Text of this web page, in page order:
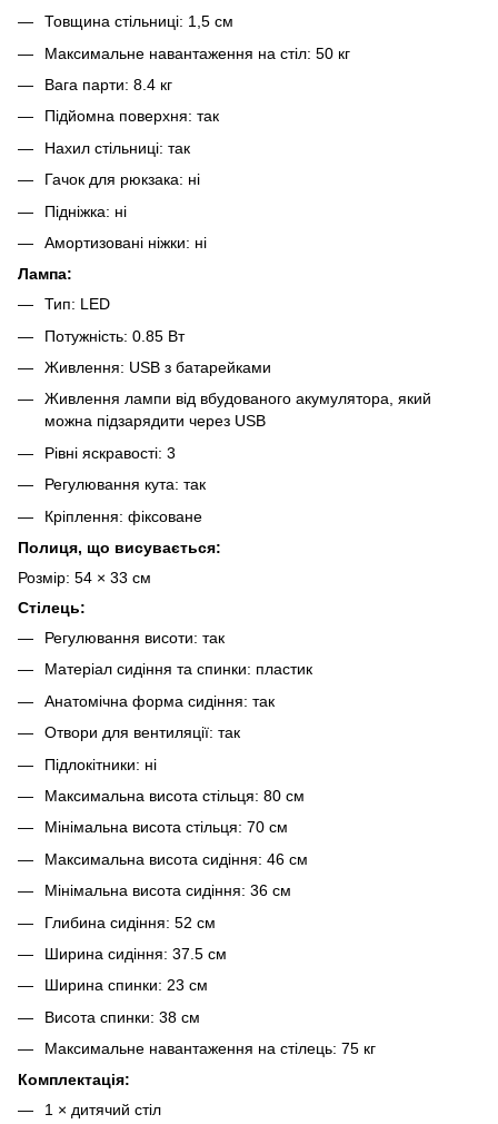
Товщина стільниці: 1,5 cм
Максимальне навантаження на стіл: 50 кг
Вага парти: 8.4 кг
Підйомна поверхня: так
Нахил стільниці: так
Гачок для рюкзака: ні
Підніжка: ні
Амортизовані ніжки: ні
Лампа:
Тип: LED
Потужність: 0.85 Вт
Живлення: USB з батарейками
Живлення лампи від вбудованого акумулятора, який
можна підзарядити через USB
Рівні яскравості: 3
Регулювання кута: так
Кріплення: фіксоване
Полиця, що висувається:
Розмір: 54 × 33 см
Стілець:
Регулювання висоти: так
Матеріал сидіння та спинки: пластик
Анатомічна форма сидіння: так
Отвори для вентиляції: так
Підлокітники: ні
Максимальна висота стільця: 80 см
Мінімальна висота стільця: 70 см
Максимальна висота сидіння: 46 см
Мінімальна висота сидіння: 36 см
Глибина сидіння: 52 см
Ширина сидіння: 37.5 см
Ширина спинки: 23 см
Висота спинки: 38 см
Максимальне навантаження на стілець: 75 кг
Комплектація:
1 × дитячий стіл